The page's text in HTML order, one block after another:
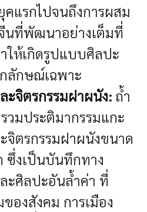
คแรกไปจนถึงการผสม
นที่พัฒนาอย่างเต็มที่
ให้เกิดรูปแบบศิลปะ
ลักษณ์เฉพาะ
ะจิตรกรรมฝาผนัง: ถ้ำ
วมประติมากรรมแกะ
จิตรกรรมฝาผนังขนาด
ซึ่งเป็นบันทึกทาง
ะศิลปะอันล้ำค่า ที่
องสังคม การเมือง